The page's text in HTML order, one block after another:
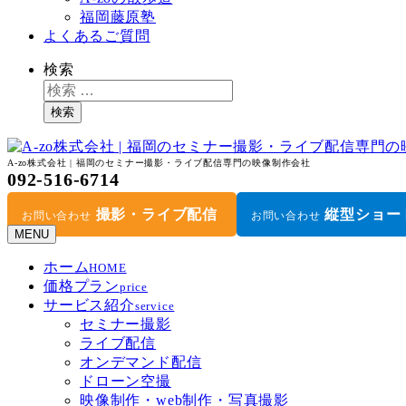
福岡藤原塾
よくあるご質問
検索
検索
A-zo株式会社 | 福岡のセミナー撮影・ライブ配信専門の映像制作会社
092-516-6714
お問い合わせ 撮影・ライブ配信 お問い合わせ 縦型ショー
MENU
ホームHOME
価格プランprice
サービス紹介service
セミナー撮影
ライブ配信
オンデマンド配信
ドローン空撮
映像制作・web制作・写真撮影